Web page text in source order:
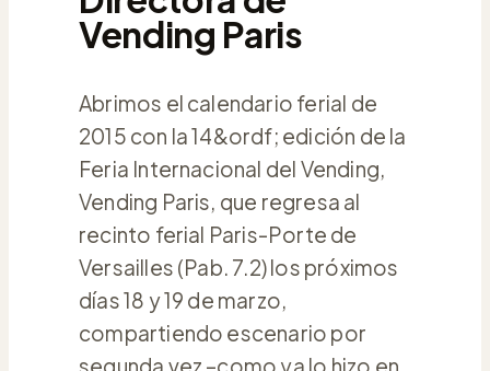
Vending Paris
Abrimos el calendario ferial de
2015 con la 14&ordf; edición de la
Feria Internacional del Vending,
Vending Paris, que regresa al
recinto ferial Paris-Porte de
Versailles (Pab. 7.2) los próximos
días 18 y 19 de marzo,
compartiendo escenario por
segunda vez –como ya lo hizo en